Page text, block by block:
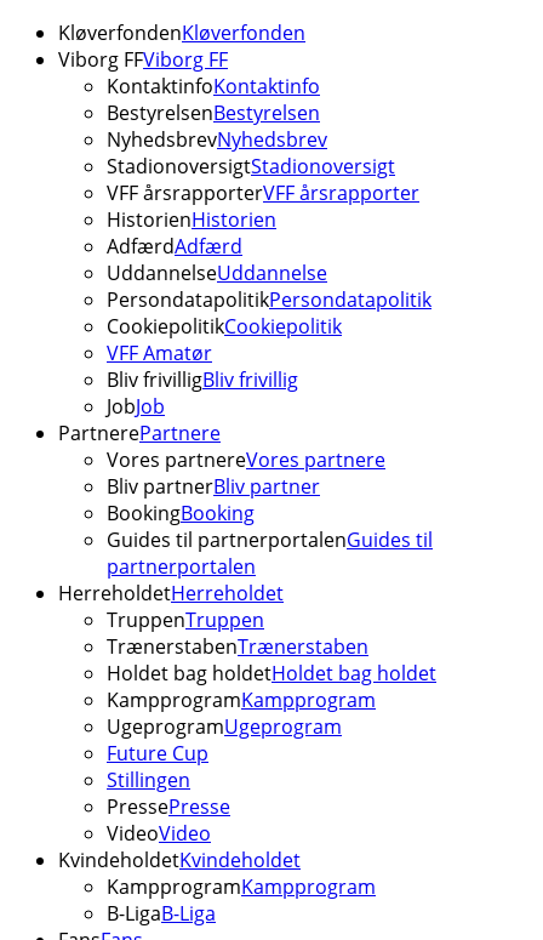
KløverfondenKløverfonden
Viborg FFViborg FF
KontaktinfoKontaktinfo
BestyrelsenBestyrelsen
NyhedsbrevNyhedsbrev
StadionoversigtStadionoversigt
VFF årsrapporterVFF årsrapporter
HistorienHistorien
AdfærdAdfærd
UddannelseUddannelse
PersondatapolitikPersondatapolitik
CookiepolitikCookiepolitik
VFF Amatør
Bliv frivilligBliv frivillig
JobJob
PartnerePartnere
Vores partnereVores partnere
Bliv partnerBliv partner
BookingBooking
Guides til partnerportalenGuides til
partnerportalen
HerreholdetHerreholdet
TruppenTruppen
TrænerstabenTrænerstaben
Holdet bag holdetHoldet bag holdet
KampprogramKampprogram
UgeprogramUgeprogram
Future Cup
Stillingen
PressePresse
VideoVideo
KvindeholdetKvindeholdet
KampprogramKampprogram
B-LigaB-Liga